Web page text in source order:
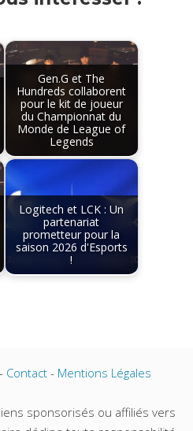
Gen.G et The
Hundreds collaborent
pour le kit de joueur
du Championnat du
Monde de League of
Legends
Logitech et LCK : Un
partenariat
prometteur pour la
saison 2026 d'Esports
!
Contact - Mentions Légales
sponsorisés ou affiliés vers